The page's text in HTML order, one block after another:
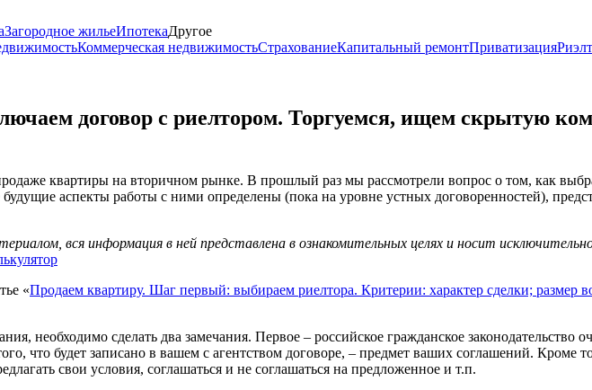
Загородное жильеИпотекаДругое
Коммерческая недвижимостьСтрахованиеКапитальный ремонтПриватизация
договор с риелтором. Торгуемся, ищем скрытую
квартиры на вторичном рынке. В прошлый раз мы рассмотрели вопрос о том, как
аспекты работы с ними определены (пока на уровне устных договоренностей),
вся информация в ней представлена в ознакомительных целях и носит
«Продаем квартиру. Шаг первый: выбираем риелтора. Критерии: характер сделки; размер
необходимо сделать два замечания. Первое – российское гражданское законодательство
что будет записано в вашем с агентством договоре, – предмет ваших соглашений. Кроме
свои условия, соглашаться и не соглашаться на предложенное и т.п.